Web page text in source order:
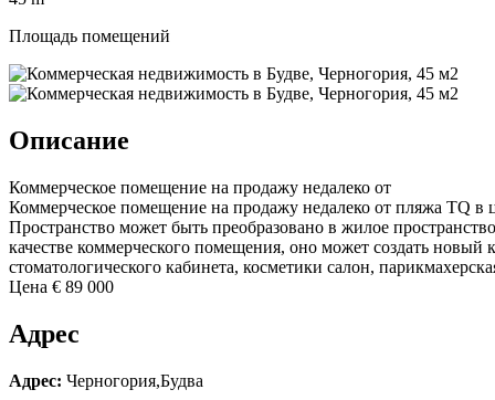
Площадь помещений
Описание
Коммерческое помещение на продажу недалеко от
Коммерческое помещение на продажу недалеко от пляжа TQ в
Пространство может быть преобразовано в жилое
качестве коммерческого помещения, оно может создать новый
стоматологического кабинета, косметики салон,
Цена € 89 000
Адрес
Адрес: Черногория,Будва